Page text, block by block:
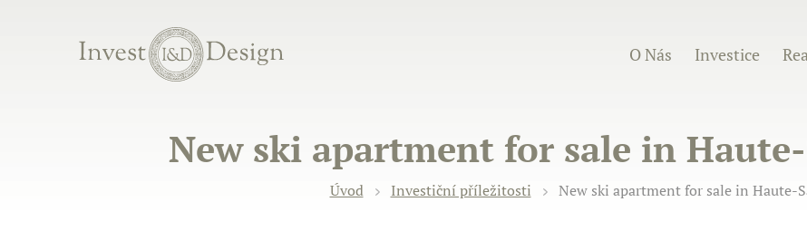
O Nás Investice
New ski apartment for sale in
Úvod Investiční příležitosti New ski apartment for sale in Haute-